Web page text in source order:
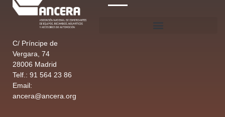
C/ Príncipe de
Vergara, 74
28006 Madrid
Telf.: 91 564 23 86
Email:
ancera@ancera.org